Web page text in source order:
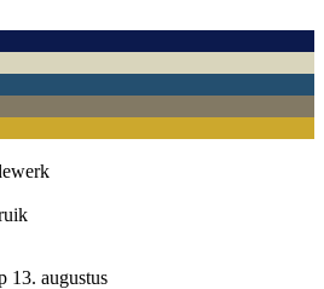
13. augustus